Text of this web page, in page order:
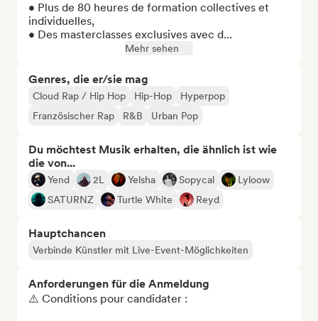
• Plus de 80 heures de formation collectives et
individuelles,
• Des masterclasses exclusives avec d...
Mehr sehen
Genres, die er/sie mag
Cloud Rap / Hip Hop Hip-Hop
Hyperpop
Französischer Rap
R&B Urban Pop
Du möchtest Musik erhalten, die ähnlich ist wie
die von...
Yend 2L Yelsha Sopycal
Lyloow
SATURNZ
Turtle White Reyd
Hauptchancen
Verbinde Künstler mit Live-Event-Möglichkeiten
Anforderungen für die Anmeldung
⚠️ Conditions pour candidater :